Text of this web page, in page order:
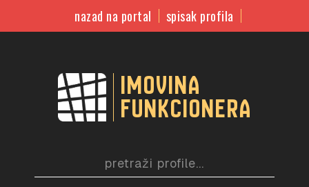
spisak profila
nazad na portal
imovina
funkcionera